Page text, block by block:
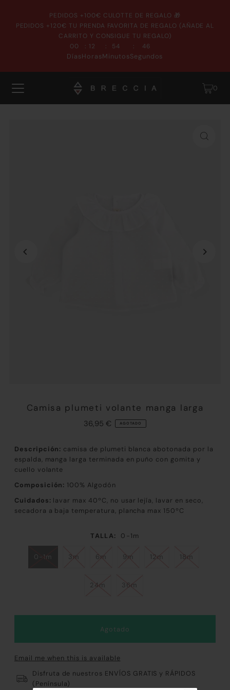
PEDIDOS +100€ CULOTTE DE REGALO 🎁
PEDIDOS +120€ TU PRENDA FAVORITA DE REGALO (AÑADE AL
CARRITO Y CONSIGUE TU REGALO)
00
Días
: 12
Horas
: 54
Minutos
: 46
Segundos
0
Camisa plumeti volante manga larga
36,95 € AGOTADO
Descripción: camisa de plumeti blanca abotonada por la
espalda, manga larga terminada en puño con gomita y
cuello volante
Composición: 100% Algodón
Cuidados: lavar max 40ºC, no usar lejía, lavar en seco,
secadora a baja temperatura, plancha max 150ºC
TALLA: 0-1m
0-1m 3m 6m 9m 12m 18m
24m 36m
Email me when this is available
Disfruta de nuestros ENVÍOS GRATIS y RÁPIDOS
(Península)